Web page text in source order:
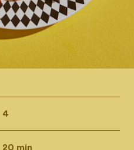
4
20 min